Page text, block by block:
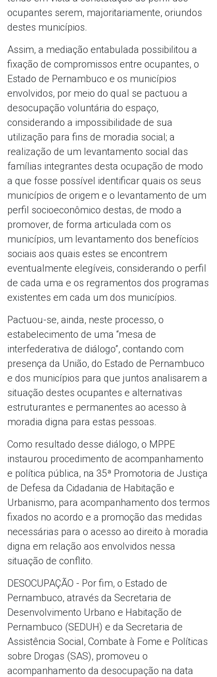
ocupantes serem, majoritariamente, oriundos
destes municípios.
Assim, a mediação entabulada possibilitou a
fixação de compromissos entre ocupantes, o
Estado de Pernambuco e os municípios
envolvidos, por meio do qual se pactuou a
desocupação voluntária do espaço,
considerando a impossibilidade de sua
utilização para fins de moradia social; a
realização de um levantamento social das
famílias integrantes desta ocupação de modo
a que fosse possível identificar quais os seus
municípios de origem e o levantamento de um
perfil socioeconômico destas, de modo a
promover, de forma articulada com os
municípios, um levantamento dos benefícios
sociais aos quais estes se encontrem
eventualmente elegíveis, considerando o perfil
de cada uma e os regramentos dos programas
existentes em cada um dos municípios.
Pactuou-se, ainda, neste processo, o
estabelecimento de uma “mesa de
interfederativa de diálogo”, contando com
presença da União, do Estado de Pernambuco
e dos municípios para que juntos analisarem a
situação destes ocupantes e alternativas
estruturantes e permanentes ao acesso à
moradia digna para estas pessoas.
Como resultado desse diálogo, o MPPE
instaurou procedimento de acompanhamento
e política pública, na 35ª Promotoria de Justiça
de Defesa da Cidadania de Habitação e
Urbanismo, para acompanhamento dos termos
fixados no acordo e a promoção das medidas
necessárias para o acesso ao direito à moradia
digna em relação aos envolvidos nessa
situação de conflito.
DESOCUPAÇÃO - Por fim, o Estado de
Pernambuco, através da Secretaria de
Desenvolvimento Urbano e Habitação de
Pernambuco (SEDUH) e da Secretaria de
Assistência Social, Combate à Fome e Políticas
sobre Drogas (SAS), promoveu o
acompanhamento da desocupação na data